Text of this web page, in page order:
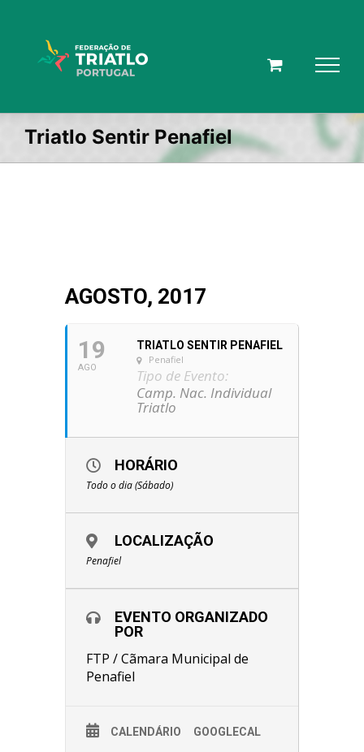
Triatlo Sentir Penafiel
AGOSTO, 2017
19
AGO
TRIATLO SENTIR PENAFIEL
Penafiel
Tipo de Evento:
Camp. Nac. Individual
Triatlo
HORÁRIO
Todo o dia (Sábado)
LOCALIZAÇÃO
Penafiel
EVENTO ORGANIZADO
POR
FTP / Cãmara Municipal de
Penafiel
CALENDÁRIO GOOGLECAL